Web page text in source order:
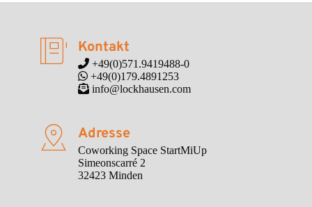
Kontakt
+49(0)571.9419488-0
+49(0)179.4891253
info@lockhausen.com
Adresse
Coworking Space StartMiUp
Simeonscarré 2
32423 Minden